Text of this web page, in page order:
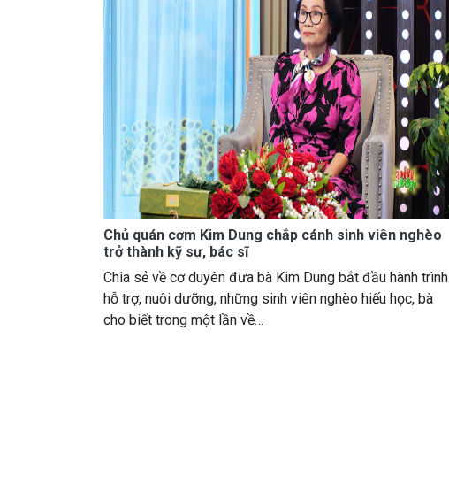
Chủ quán cơm Kim Dung chắp cánh sinh viên nghèo
trở thành kỹ sư, bác sĩ
Chia sẻ về cơ duyên đưa bà Kim Dung bắt đầu hành trình
hỗ trợ, nuôi dưỡng, những sinh viên nghèo hiếu học, bà
cho biết trong một lần về…